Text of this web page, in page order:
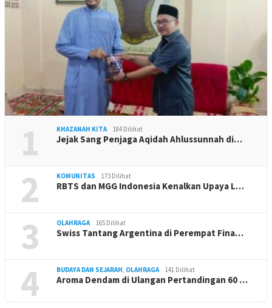
1 KHAZANAH KITA 184 Dilihat
Jejak Sang Penjaga Aqidah Ahlussunnah di…
2 KOMUNITAS 173 Dilihat
RBTS dan MGG Indonesia Kenalkan Upaya L…
3 OLAHRAGA 165 Dilihat
Swiss Tantang Argentina di Perempat Fina…
4 BUDAYA DAN SEJARAH OLAHRAGA 141 Dilihat
Aroma Dendam di Ulangan Pertandingan 60 …